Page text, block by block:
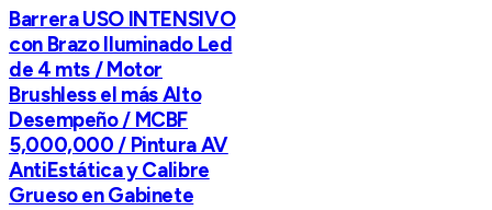
Barrera USO INTENSIVO
con Brazo Iluminado Led
de 4 mts / Motor
Brushless el más Alto
Desempeño / MCBF
5,000,000 / Pintura AV
AntiEstática y Calibre
Grueso en Gabinete